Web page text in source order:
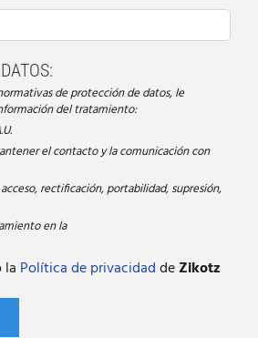
de protección de datos, le
del tratamiento:
el contacto y la comunicación con
rectificación, portabilidad, supresión,
en la
la Política de privacidaddeZikotz